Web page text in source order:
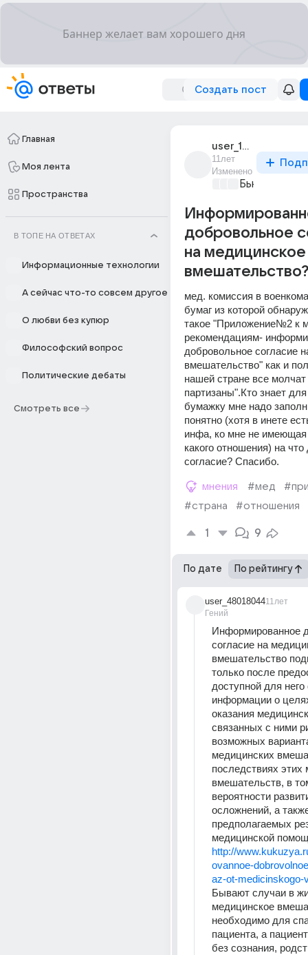
Создать пост
Главная
Моя лента
Пространства
В ТОПЕ НА ОТВЕТАХ
Информационные технологии
А сейчас что-то совсем другое
О любви без купюр
Философский вопрос
Политические дебаты
Смотреть все
user_102987237
11лет
Изменено
Бьютилэнд
добровольное
на медицинское
вмешательство?
мед. комиссия в
бумаг из которой
такое "Приложение№2 к
рекомендациям-
добровольное согласие
вмешательство" как и
нашей стране все молчат
партизаны".Кто знает для
бумажку мне надо
понятно (хотя в инете
инфа, ко мне не
какого отношения) на что
согласие? Спасибо.
мнения #мед
#страна
#отношения
1 9
По дате По рейтингу
user_48018044
Гений
11лет
Информированное
согласие на
вмешательство
только после
доступной для
информации о
оказания
связанных с ними
возможных
медицинских
последствиях этих
вмешательств, в
вероятности
осложнений, а
предполагаемых
медицинской
http://
ovannoe-
az-ot-medicinskogo-
Бывают случаи в
медицинское
необходимо для
пациента, а
без сознания,